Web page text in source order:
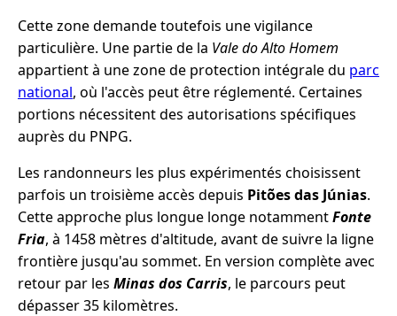
Cette zone demande toutefois une vigilance
particulière. Une partie de la Vale do Alto Homem
appartient à une zone de protection intégrale du parc
national, où l'accès peut être réglementé. Certaines
portions nécessitent des autorisations spécifiques
auprès du PNPG.
Les randonneurs les plus expérimentés choisissent
parfois un troisième accès depuis Pitões das Júnias.
Cette approche plus longue longe notammentFonte
Fria, à 1458 mètres d'altitude, avant de suivre la ligne
frontière jusqu'au sommet. En version complète avec
retour par les Minas dos Carris, le parcours peut
dépasser 35 kilomètres.